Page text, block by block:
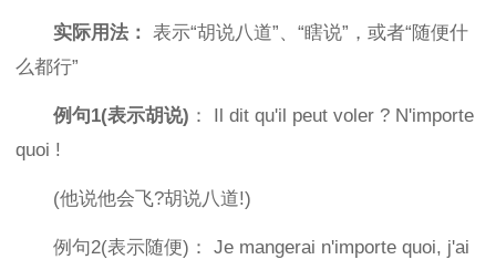
实际用法：
表示“胡说八道”、“瞎说”，或者“随便什
么都行”
例句1(表示胡说) ： Il dit qu'il peut voler ? N'importe
quoi !
(他说他会飞?胡说八道!)
例句2(表示随便)： Je mangerai n'importe quoi, j'ai